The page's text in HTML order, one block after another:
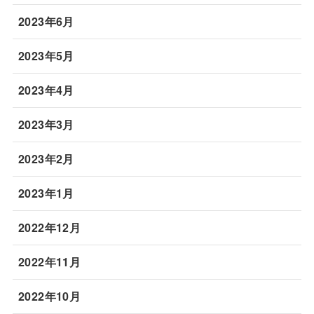
2023年6月
2023年5月
2023年4月
2023年3月
2023年2月
2023年1月
2022年12月
2022年11月
2022年10月